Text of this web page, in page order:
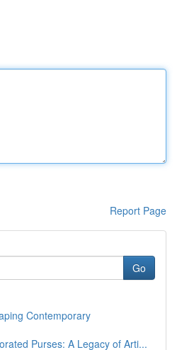
Report Page
Go
Contemporary
Purses: A Legacy of Arti...